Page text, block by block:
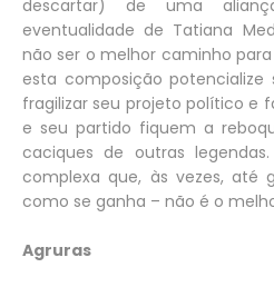
descartar) de uma
eventualidade de Tatiana
não ser o melhor caminho
esta composição
fragilizar seu projeto político e
e seu partido fiquem a
caciques de outras
complexa que, às vezes, até
como se ganha – não é o
Agruras